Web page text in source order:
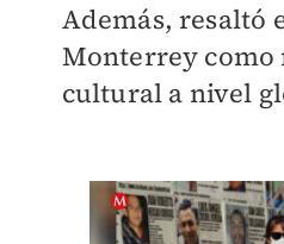
Además, resaltó
Monterrey como
cultural a nivel